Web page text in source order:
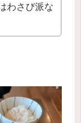
わさび派な